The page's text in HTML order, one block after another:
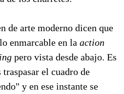
de arte moderno dicen que
enmarcable en la action
pero vista desde abajo. Es
el cuadro de
y en ese instante se